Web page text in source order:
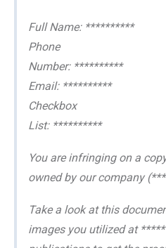
Full Name: **********
Phone
Number: **********
Email: **********
Checkbox
List: **********
You are infringing on a
owned by our company
Take a look at this
images you utilized at